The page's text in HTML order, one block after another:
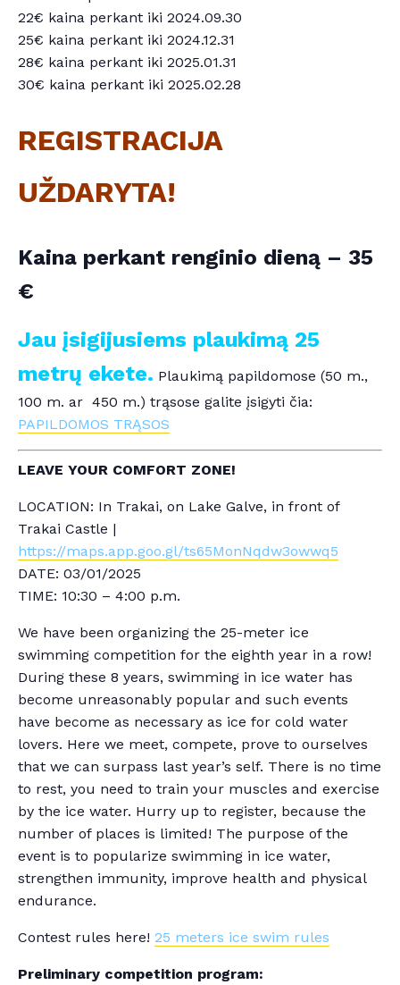
22€ kaina perkant iki 2024.09.30
25€ kaina perkant iki 2024.12.31
28€ kaina perkant iki 2025.01.31
30€ kaina perkant iki 2025.02.28
REGISTRACIJA
UŽDARYTA!
Kaina perkant renginio dieną – 35
€
Jau įsigijusiems plaukimą 25
metrų ekete. Plaukimą papildomose (50 m.,
100 m. ar 450 m.) trąsose galite įsigyti čia:
PAPILDOMOS TRĄSOS
LEAVE YOUR COMFORT ZONE!
LOCATION: In Trakai, on Lake Galve, in front of
Trakai Castle |
https://maps.app.goo.gl/ts65MonNqdw3owwq5
DATE: 03/01/2025
TIME: 10:30 – 4:00 p.m.
We have been organizing the 25-meter ice
swimming competition for the eighth year in a row!
During these 8 years, swimming in ice water has
become unreasonably popular and such events
have become as necessary as ice for cold water
lovers. Here we meet, compete, prove to ourselves
that we can surpass last year’s self. There is no time
to rest, you need to train your muscles and exercise
by the ice water. Hurry up to register, because the
number of places is limited! The purpose of the
event is to popularize swimming in ice water,
strengthen immunity, improve health and physical
endurance.
Contest rules here! 25 meters ice swim rules
Preliminary competition program: